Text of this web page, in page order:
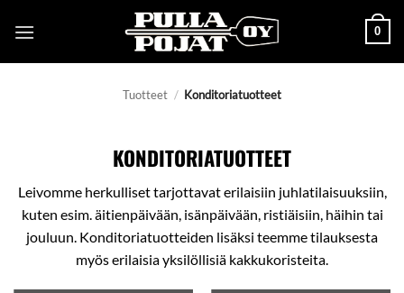
0
Tuotteet / Konditoriatuotteet
KONDITORIATUOTTEET
Leivomme herkulliset tarjottavat erilaisiin juhlatilaisuuksiin,
kuten esim. äitienpäivään, isänpäivään, ristiäisiin, häihin tai
jouluun. Konditoriatuotteiden lisäksi teemme tilauksesta
myös erilaisia yksilöllisiä kakkukoristeita.